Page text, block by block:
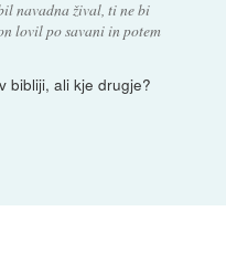
navadna žival, ti ne bi
lovil po savani in potem
bibliji, ali kje drugje?